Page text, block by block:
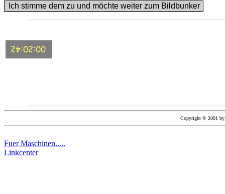
Copyright © 2001 by
Fuer Maschinen.....
Linkcenter